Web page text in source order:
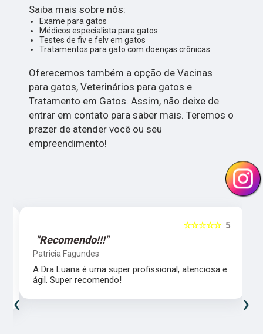
Saiba mais sobre nós:
Exame para gatos
Médicos especialista para gatos
Testes de fiv e felv em gatos
Tratamentos para gato com doenças crônicas
Oferecemos também a opção de Vacinas
para gatos, Veterinários para gatos e
Tratamento em Gatos. Assim, não deixe de
entrar em contato para saber mais. Teremos o
prazer de atender você ou seu
empreendimento!
5
☆☆☆☆☆
"Recomendo!!!"
Patricia Fagundes
A Dra Luana é uma super profissional, atenciosa e
ágil. Super recomendo!
‹ ›